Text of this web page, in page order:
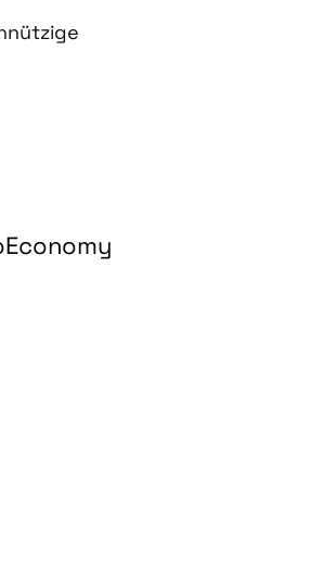
Produkte und Kraftstoffe"